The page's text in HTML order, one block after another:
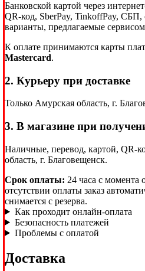
Банковской картой через
QR-код, SberPay, TinkoffPay, СБП,
варианты, предлагаемые
К оплате принимаются карты
Mastercard.
2. Курьеру при доставке
Только Амурская область, г.
3. В магазине при
Наличные, перевод, картой, QR-
область, г. Благовещенск.
Срок оплаты: 24 часа с момента
отсутствии оплаты заказ
снимается с резерва.
Как проходит онлайн-оплата
Безопасность платежей
Проблемы с оплатой
Доставка